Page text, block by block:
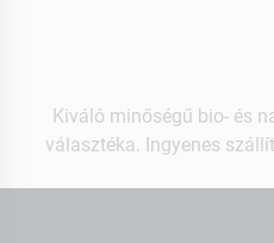
Kiváló minőségű bio- és
választéka. Ingyenes